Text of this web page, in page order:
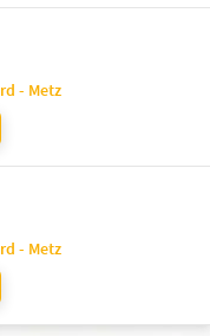
- Metz
- Metz